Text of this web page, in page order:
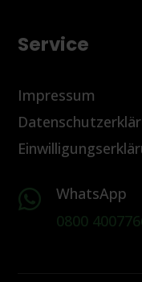
Service
Impressum

WhatsApp
0800